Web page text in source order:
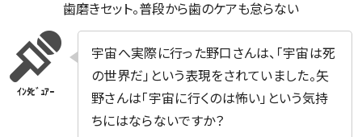
歯磨きセット。普段から歯のケアも怠らない
宇宙へ実際に行った野口さんは、「宇宙は死
の世界だ」という表現をされていました。矢
野さんは「宇宙に行くのは怖い」という気持
ちにはならないですか？